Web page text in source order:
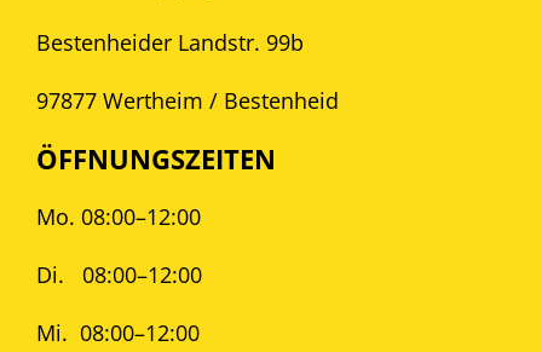
Bestenheider Landstr. 99b
97877 Wertheim / Bestenheid
ÖFFNUNGSZEITEN
Mo. 08:00–12:00
Di. 08:00–12:00
Mi. 08:00–12:00